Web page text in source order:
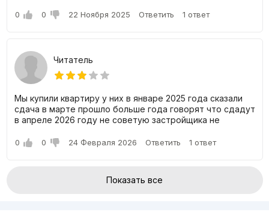
0 0 22 Ноября 2025 Ответить 1 ответ
Читатель
Мы купили квартиру у них в январе 2025 года сказали
сдача в марте прошло больше года говорят что сдадут
в апреле 2026 году не советую застройщика не
0 0 24 Февраля 2026 Ответить 1 ответ
Показать все